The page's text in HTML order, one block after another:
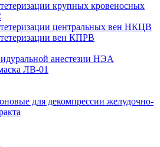
крупных кровеносных
центральных вен НКЦВ
вен КПРВ
анестезии НЭА
ЛВ-01
для декомпрессии желудочно-